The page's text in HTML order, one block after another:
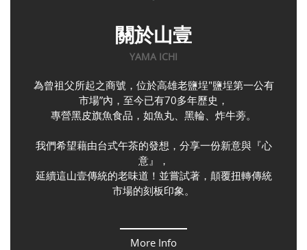
關於山壹
YAMA ICHI
為曾祖父所起之商號，位於高雄老鹽埕"鹽埕第一公有
市場”內，至今已有70多年歷史，
專營黑皮旗魚食品，如魚丸、黑輪、炸牛蒡。
我們希望藉由台式午茶的發想，分享一份新意與『心
意』，
延續這山壹傳統的老味道！並嘗試著，顛覆扭轉傳統
市場的刻板印象。
More Info